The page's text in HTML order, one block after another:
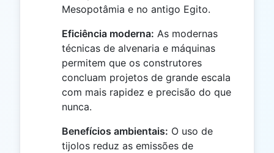
Mesopotâmia e no antigo Egito.
Eficiência moderna: As modernas
técnicas de alvenaria e máquinas
permitem que os construtores
concluam projetos de grande escala
com mais rapidez e precisão do que
nunca.
Benefícios ambientais: O uso de
tijolos reduz as emissões de